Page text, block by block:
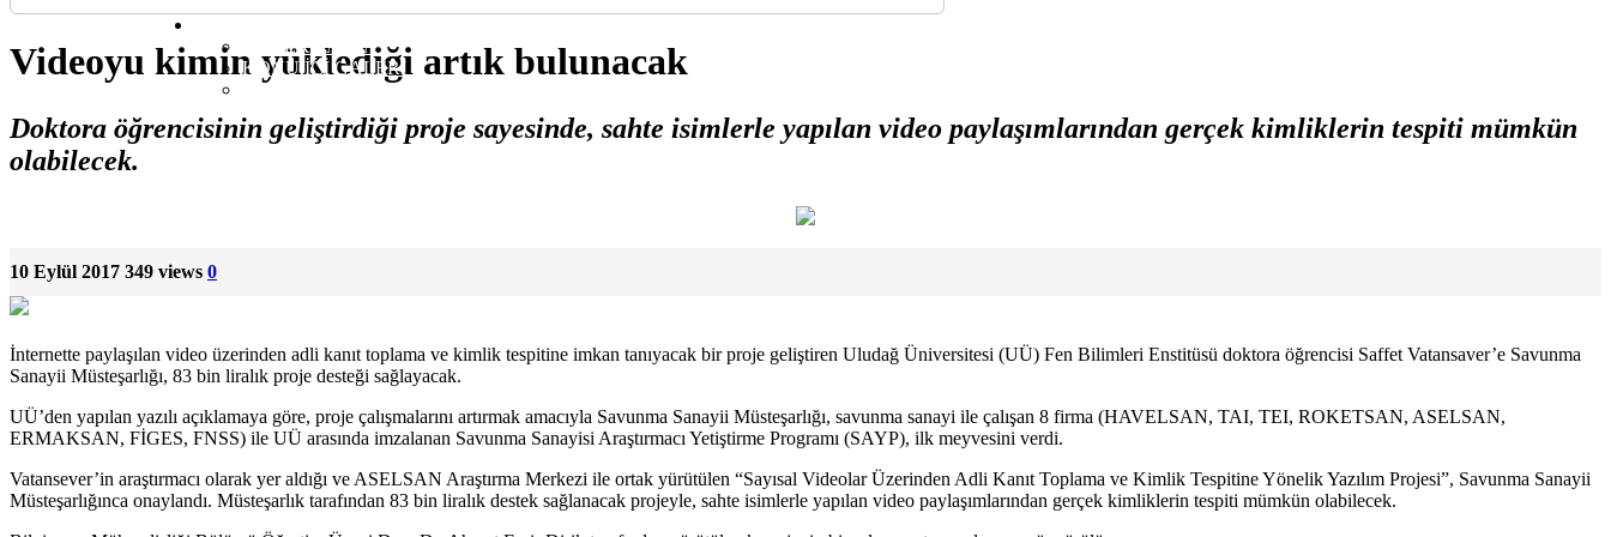
ÖRNEK SAYFA
KONU İÇİ GALERİ
YORUMLU KONU
Videoyu kimin yüklediği artık bulunacak
Doktora öğrencisinin geliştirdiği proje sayesinde, sahte isimlerle yapılan video paylaşımlarından gerçek kimliklerin tespiti mümkün
olabilecek.
10 Eylül 2017 349 views 0
İnternette paylaşılan video üzerinden adli kanıt toplama ve kimlik tespitine imkan tanıyacak bir proje geliştiren Uludağ Üniversitesi (UÜ) Fen Bilimleri Enstitüsü doktora öğrencisi Saffet Vatansaver’e Savunma
Sanayii Müsteşarlığı, 83 bin liralık proje desteği sağlayacak.
UÜ’den yapılan yazılı açıklamaya göre, proje çalışmalarını artırmak amacıyla Savunma Sanayii Müsteşarlığı, savunma sanayi ile çalışan 8 firma (HAVELSAN, TAI, TEI, ROKETSAN, ASELSAN,
ERMAKSAN, FİGES, FNSS) ile UÜ arasında imzalanan Savunma Sanayisi Araştırmacı Yetiştirme Programı (SAYP), ilk meyvesini verdi.
Vatansever’in araştırmacı olarak yer aldığı ve ASELSAN Araştırma Merkezi ile ortak yürütülen “Sayısal Videolar Üzerinden Adli Kanıt Toplama ve Kimlik Tespitine Yönelik Yazılım Projesi”, Savunma Sanayii
Müsteşarlığınca onaylandı. Müsteşarlık tarafından 83 bin liralık destek sağlanacak projeyle, sahte isimlerle yapılan video paylaşımlarından gerçek kimliklerin tespiti mümkün olabilecek.